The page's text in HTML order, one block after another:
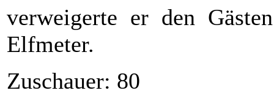
verweigerte er den
Elfmeter.
Zuschauer: 80